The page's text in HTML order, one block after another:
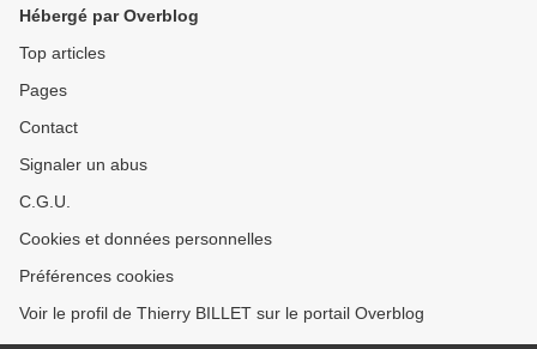
Hébergé par Overblog
Top articles
Pages
Contact
Signaler un abus
C.G.U.
Cookies et données personnelles
Préférences cookies
Voir le profil de Thierry BILLET sur le portail Overblog